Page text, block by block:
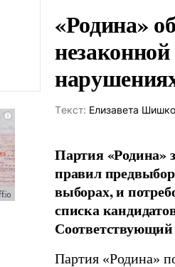
«Родина»
Tекст: Елизавета
Партия «Родина»
правил
выборах, и
списка
Соответствующий
Партия «Родина»